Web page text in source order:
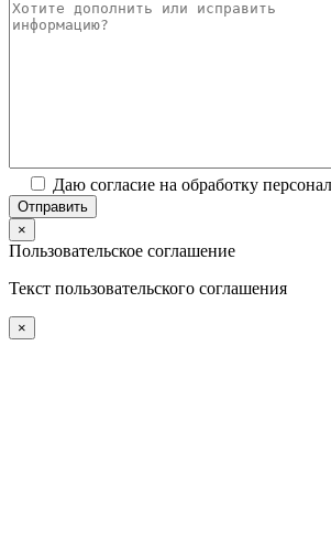
Даю согласие на обработку
×
Пользовательское соглашение
Текст пользовательского соглашения
×